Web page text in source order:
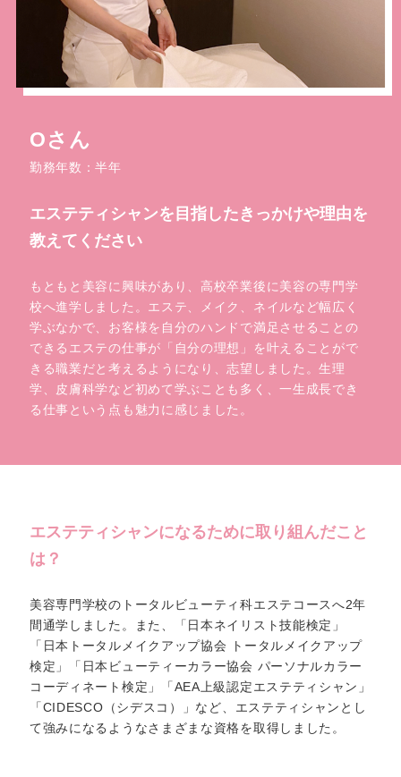
Oさん
勤務年数：半年
エステティシャンを目指した きっかけや理由を
教えてください
もともと美容に興味があり、高校卒業後に美容の専門学
校へ進学しました。エステ、メイク、ネイルなど幅広く
学ぶなかで、お客様を自分のハンドで満足させることの
できるエステの仕事が「自分の理想」を叶えることがで
きる職業だと考えるようになり、志望しました。生理
学、皮膚科学など初めて学ぶことも多く、一生成長でき
る仕事という点も魅力に感じました。
エステティシャンになるために取り組んだこと
は？
美容専門学校のトータルビューティ科エステコースへ2年
間通学しました。また、「日本ネイリスト技能検定」
「日本トータルメイクアップ協会 トータルメイクアップ
検定」「日本ビューティーカラー協会 パーソナルカラー
コーディネート検定」「AEA上級認定エステティシャン」
「CIDESCO（シデスコ）」など、エステティシャンとし
て強みになるようなさまざまな資格を取得しました。